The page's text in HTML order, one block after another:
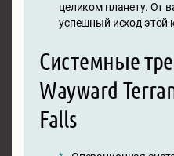
целиком планету. От
успешный исход этой
Системные
Wayward
Falls